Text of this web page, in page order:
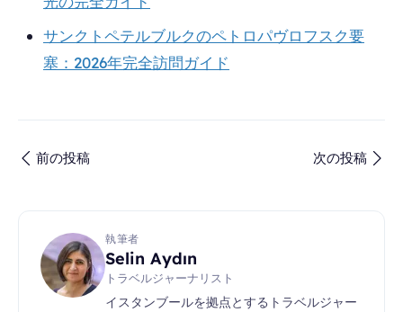
サンクトペテルブルクのペトロパヴロフスク要
塞：2026年完全訪問ガイド
前の投稿 次の投稿
執筆者
Selin Aydın
トラベルジャーナリスト
イスタンブールを拠点とするトラベルジャー